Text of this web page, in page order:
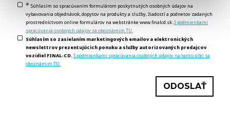
* Súhlasím so spracúvaním formulárom poskytnutých osobných údajov na
vybavovania objednávok, dopytov na produkty a služby, žiadostí a podnetov zadaných
prostredníctvom online formulárov na webstránke www.finalcd.sk. S podmienkami
spracúvania osobných údajov sa oboznámim TU.
Súhlasím so zasielaním marketingových emailov a elektronických
newslettrov prezentujúcich ponuku a služby autorizovaných predajcov
vozidiel FINAL-CD. S podmienkami spracúvania osobných údajov na tento účel sa
oboznámim TU.